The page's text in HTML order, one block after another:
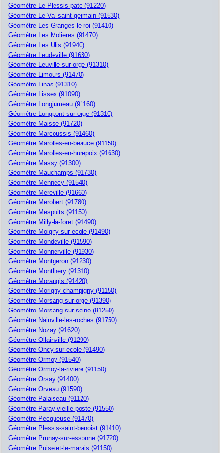
Géomètre Le Plessis-pate (91220)
Géomètre Le Val-saint-germain (91530)
Géomètre Les Granges-le-roi (91410)
Géomètre Les Molieres (91470)
Géomètre Les Ulis (91940)
Géomètre Leudeville (91630)
Géomètre Leuville-sur-orge (91310)
Géomètre Limours (91470)
Géomètre Linas (91310)
Géomètre Lisses (91090)
Géomètre Longjumeau (91160)
Géomètre Longpont-sur-orge (91310)
Géomètre Maisse (91720)
Géomètre Marcoussis (91460)
Géomètre Marolles-en-beauce (91150)
Géomètre Marolles-en-hurepoix (91630)
Géomètre Massy (91300)
Géomètre Mauchamps (91730)
Géomètre Mennecy (91540)
Géomètre Mereville (91660)
Géomètre Merobert (91780)
Géomètre Mespuits (91150)
Géomètre Milly-la-foret (91490)
Géomètre Moigny-sur-ecole (91490)
Géomètre Mondeville (91590)
Géomètre Monnerville (91930)
Géomètre Montgeron (91230)
Géomètre Montlhery (91310)
Géomètre Morangis (91420)
Géomètre Morigny-champigny (91150)
Géomètre Morsang-sur-orge (91390)
Géomètre Morsang-sur-seine (91250)
Géomètre Nainville-les-roches (91750)
Géomètre Nozay (91620)
Géomètre Ollainville (91290)
Géomètre Oncy-sur-ecole (91490)
Géomètre Ormoy (91540)
Géomètre Ormoy-la-riviere (91150)
Géomètre Orsay (91400)
Géomètre Orveau (91590)
Géomètre Palaiseau (91120)
Géomètre Paray-vieille-poste (91550)
Géomètre Pecqueuse (91470)
Géomètre Plessis-saint-benoist (91410)
Géomètre Prunay-sur-essonne (91720)
Géomètre Puiselet-le-marais (91150)